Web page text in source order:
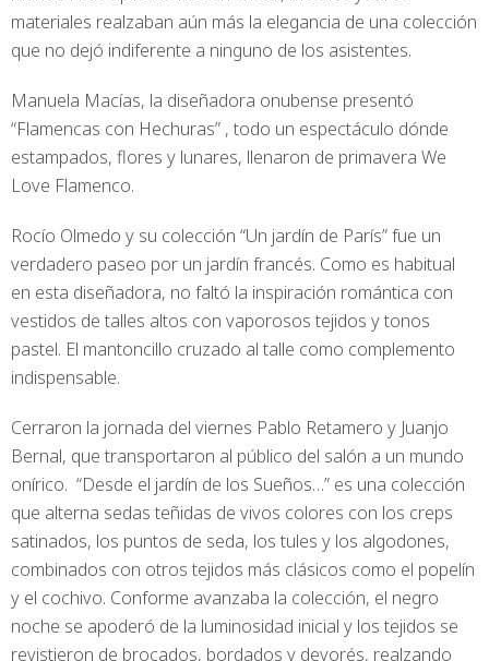
materiales realzaban aún más la elegancia de una colección
que no dejó indiferente a ninguno de los asistentes.
Manuela Macías, la diseñadora onubense presentó
“Flamencas con Hechuras” , todo un espectáculo dónde
estampados, flores y lunares, llenaron de primavera We
Love Flamenco.
Rocío Olmedo y su colección “Un jardín de París” fue un
verdadero paseo por un jardín francés. Como es habitual
en esta diseñadora, no faltó la inspiración romántica con
vestidos de talles altos con vaporosos tejidos y tonos
pastel. El mantoncillo cruzado al talle como complemento
indispensable.
Cerraron la jornada del viernes Pablo Retamero y Juanjo
Bernal, que transportaron al público del salón a un mundo
onírico. “Desde el jardín de los Sueños…” es una colección
que alterna sedas teñidas de vivos colores con los creps
satinados, los puntos de seda, los tules y los algodones,
combinados con otros tejidos más clásicos como el popelín
y el cochivo. Conforme avanzaba la colección, el negro
noche se apoderó de la luminosidad inicial y los tejidos se
revistieron de brocados, bordados y devorés, realzando